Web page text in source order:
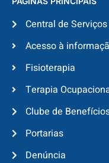
Central de Serviços
Acesso à
Fisioterapia
Terapia
Clube de
Portarias
Denúncia